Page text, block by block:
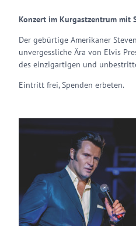
Konzert im Kurgastzentrum mit
Der gebürtige Amerikaner
unvergessliche Ära von Elvis
des einzigartigen und
Eintritt frei, Spenden erbeten.